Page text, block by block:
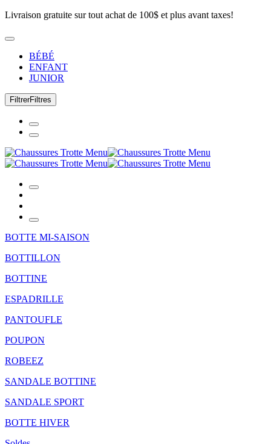
Livraison gratuite sur tout achat de 100$ et plus avant taxes!
BÉBÉ
ENFANT
JUNIOR
FiltrerFiltres
BOTTE MI-SAISON
BOTTILLON
BOTTINE
ESPADRILLE
PANTOUFLE
POUPON
ROBEEZ
SANDALE BOTTINE
SANDALE SPORT
BOTTE HIVER